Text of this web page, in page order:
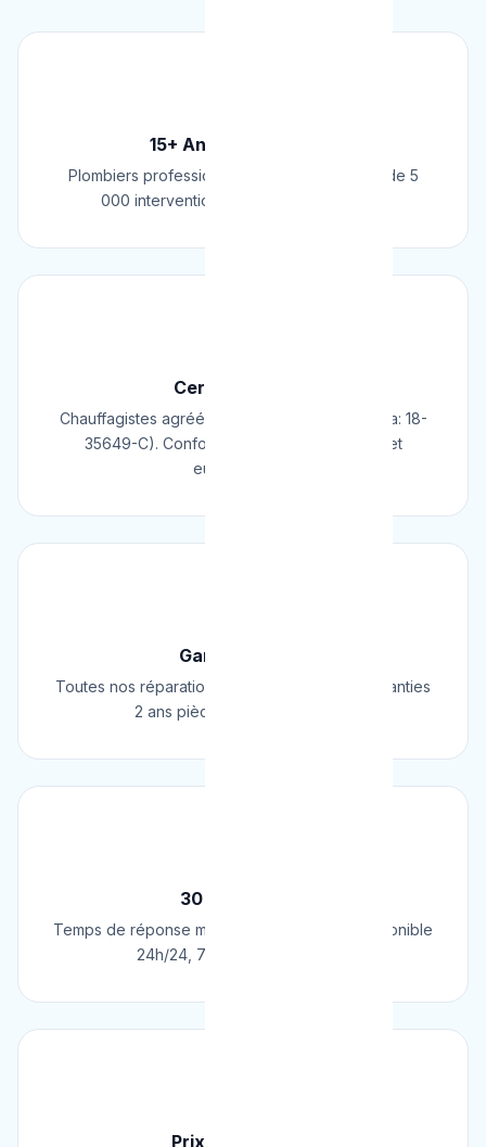
15+ Ans d'Expérience
Plombiers professionnels depuis 2009. Plus de 5
000 interventions réussies en Belgique.
Certifié & Agréé
Chauffagistes agréés Cerga/Cedicol (N° Cerga: 18-
35649-C). Conformes aux normes belges et
européennes.
Garantie 2 Ans
Toutes nos réparations et installations sont garanties
2 ans pièces et main d'œuvre.
30 Min Chrono
Temps de réponse moyen de 30 minutes. Disponible
24h/24, 7j/7, 365 jours par an.
Prix Fixe Garanti